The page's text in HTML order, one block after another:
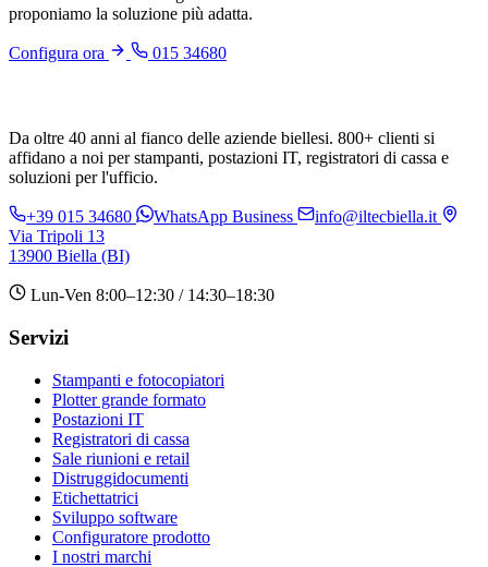
proponiamo la soluzione più adatta.
Configura ora 015 34680
Da oltre 40 anni al fianco delle aziende biellesi. 800+ clienti si
affidano a noi per stampanti, postazioni IT, registratori di cassa e
soluzioni per l'ufficio.
+39 015 34680 WhatsApp Business
info@iltecbiella.it
Via Tripoli 13
13900 Biella (BI)
Lun-Ven 8:00–12:30 / 14:30–18:30
Servizi
Stampanti e fotocopiatori
Plotter grande formato
Postazioni IT
Registratori di cassa
Sale riunioni e retail
Distruggidocumenti
Etichettatrici
Sviluppo software
Configuratore prodotto
I nostri marchi